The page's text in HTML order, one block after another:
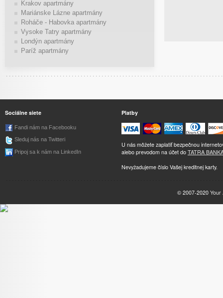
Krakov apartmány
Mariánske Lázne apartmány
Roháče - Habovka apartmány
Vysoke Tatry apartmány
Londýn apartmány
Paríž apartmány
Sociálne siete
Fandi nám na Facebooku
Sleduj nás na Twitteri
Pripoj sa k nám na LinkedIn
Platby
U nás môžete zaplatiť bezpečnou
alebo prevodom na účet do TATRA
Nevyžadujeme číslo Vašej kreditnej karty.
© 2007-2020 Your